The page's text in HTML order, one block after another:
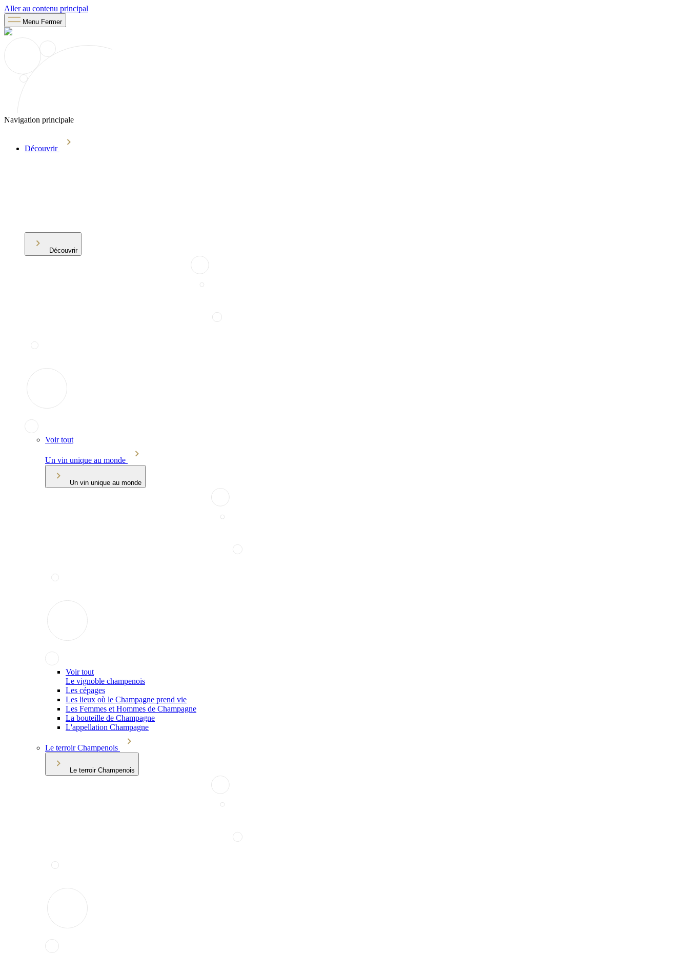
Aller au contenu principal
Menu Fermer
Navigation principale
Découvrir
Découvrir
Voir tout
Un vin unique au monde
Un vin unique au monde
Voir tout
Le vignoble champenois
Les cépages
Les lieux où le Champagne prend vie
Les Femmes et Hommes de Champagne
La bouteille de Champagne
L'appellation Champagne
Le terroir Champenois
Le terroir Champenois